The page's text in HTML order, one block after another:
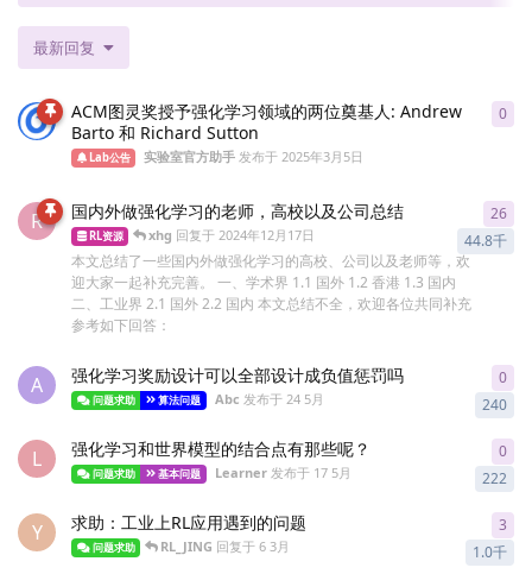
最新回复
ACM图灵奖授予强化学习领域的两位奠基人: Andrew
Barto 和 Richard Sutton
Lab公告 实验室官方助手 发布于2025年3月5日
0
R 国内外做强化学习的老师，高校以及公司总结
RL资源 xhg 回复于2024年12月17日
44.8千
本文总结了一些国内外做强化学习的高校、公司以及老师等，欢
迎大家一起补充完善。 一、学术界 1.1 国外 1.2 香港 1.3 国内
二、工业界 2.1 国外 2.2 国内 本文总结不全，欢迎各位共同补充
参考如下回答：
26
A 强化学习奖励设计可以全部设计成负值惩罚吗
问题求助 算法问题 Abc 发布于 24 5月 240
0
L 强化学习和世界模型的结合点有那些呢？
问题求助 基本问题 Learner发布于 17 5月 222
0
Y 求助：工业上RL应用遇到的问题
问题求助 RL_JING 回复于6 3月 1.0千
3